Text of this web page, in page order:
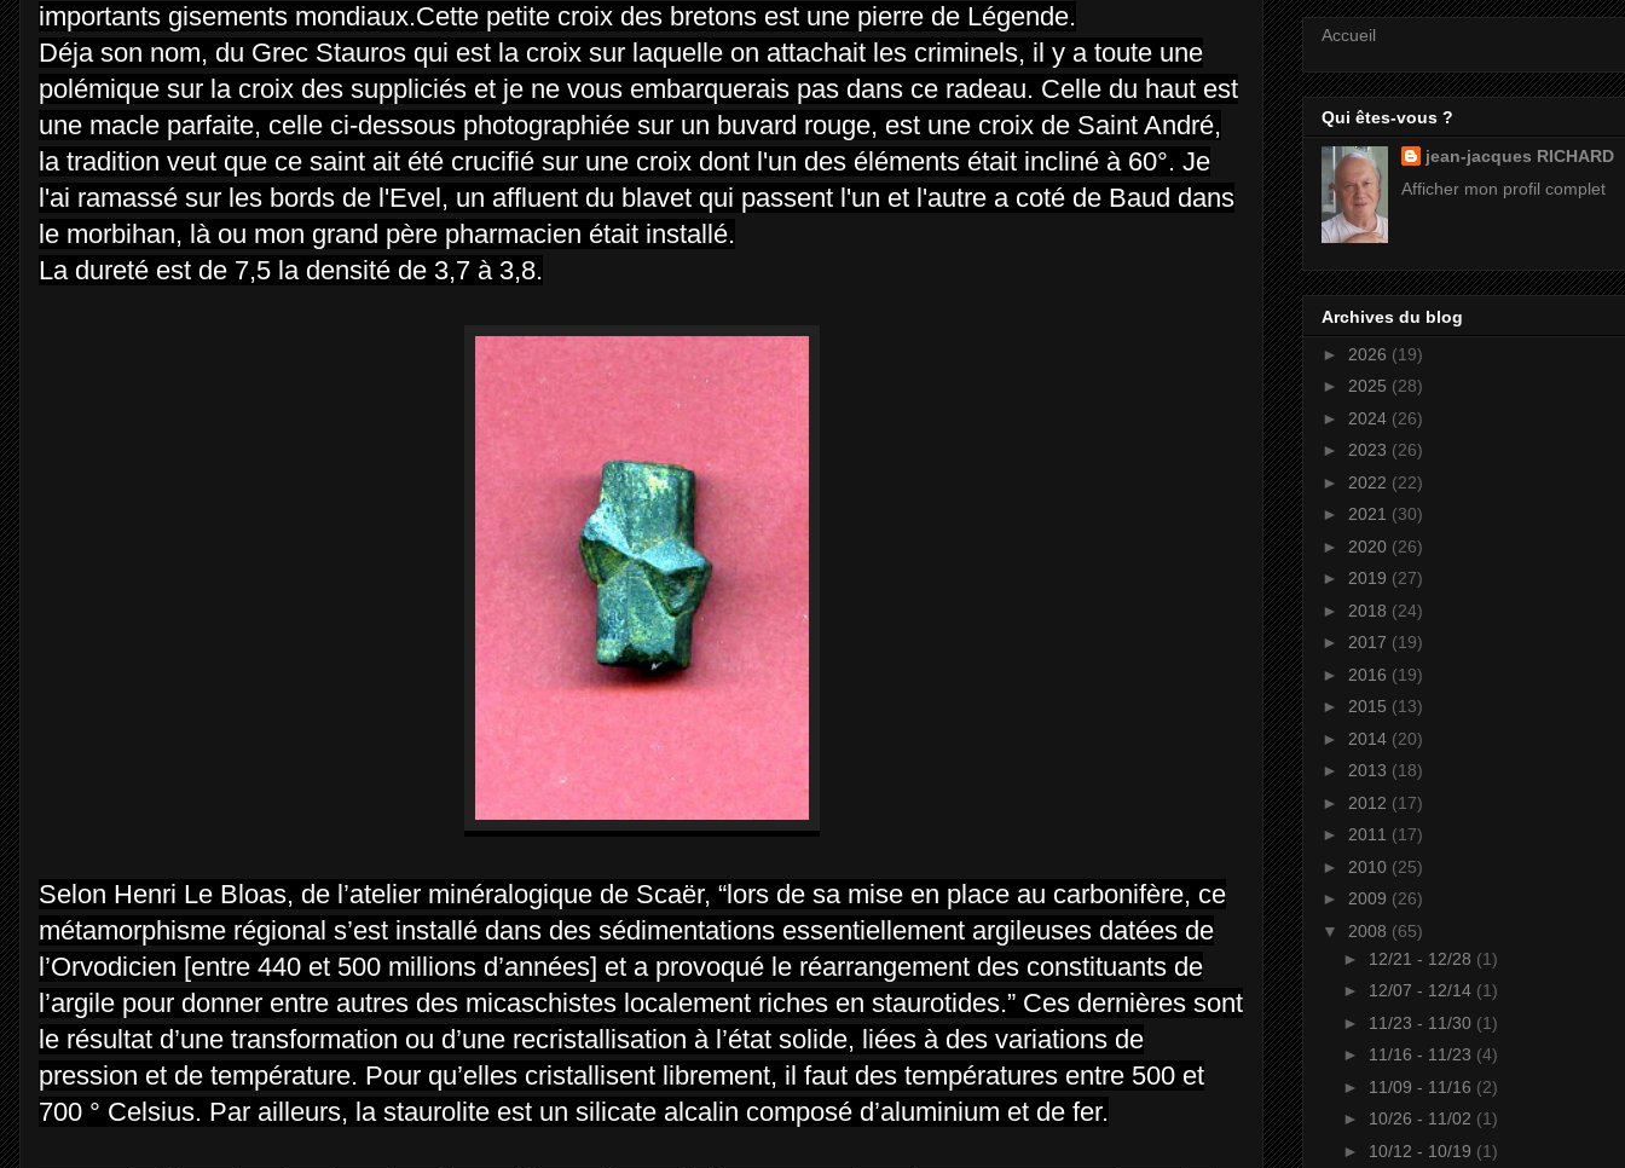
importants gisements mondiaux.Cette petite croix des bretons est une pierre de Légende.
Déja son nom, du Grec Stauros qui est la croix sur laquelle on attachait les criminels, il y a toute une
polémique sur la croix des suppliciés et je ne vous embarquerais pas dans ce radeau. Celle du haut est
une macle parfaite, celle ci-dessous photographiée sur un buvard rouge, est une croix de Saint André,
la tradition veut que ce saint ait été crucifié sur une croix dont l'un des éléments était incliné à 60°. Je
l'ai ramassé sur les bords de l'Evel, un affluent du blavet qui passent l'un et l'autre a coté de Baud dans
le morbihan, là ou mon grand père pharmacien était installé.
La dureté est de 7,5 la densité de 3,7 à 3,8.
Selon Henri Le Bloas, de l’atelier minéralogique de Scaër, “lors de sa mise en place au carbonifère, ce
métamorphisme régional s’est installé dans des sédimentations essentiellement argileuses datées de
l’Orvodicien [entre 440 et 500 millions d’années] et a provoqué le réarrangement des constituants de
l’argile pour donner entre autres des micaschistes localement riches en staurotides.” Ces dernières sont
le résultat d’une transformation ou d’une recristallisation à l’état solide, liées à des variations de
pression et de température. Pour qu’elles cristallisent librement, il faut des températures entre 500 et
700 ° Celsius. Par ailleurs, la staurolite est un silicate alcalin composé d’aluminium et de fer.
Accueil
Qui êtes-vous ?
jean-jacques RICHARD
Afficher mon profil complet
Archives du blog
► 2026 (19)
► 2025 (28)
► 2024 (26)
► 2023 (26)
► 2022 (22)
► 2021 (30)
► 2020 (26)
► 2019 (27)
► 2018 (24)
► 2017 (19)
► 2016 (19)
► 2015 (13)
► 2014 (20)
► 2013 (18)
► 2012 (17)
► 2011 (17)
► 2010 (25)
► 2009 (26)
▼ 2008 (65)
► 12/21 - 12/28 (1)
► 12/07 - 12/14 (1)
► 11/23 - 11/30 (1)
► 11/16 - 11/23 (4)
► 11/09 - 11/16 (2)
► 10/26 - 11/02 (1)
► 10/12 - 10/19 (1)